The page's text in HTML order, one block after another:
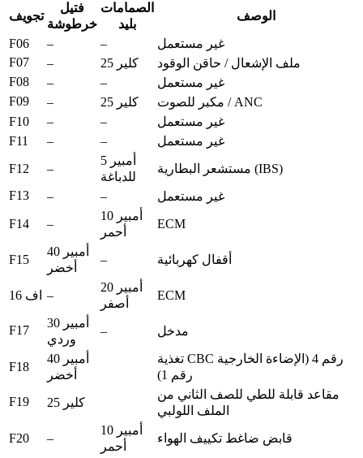
تجويف
فتيل
خرطوشة
الصمامات
بليد
الوصف
F06
– –
غير مستعمل
F07
– 25 كلير
ملف الإشعال / حاقن الوقود
F08
– –
غير مستعمل
F09
– 25 كلير
مكبر للصوت / ANC
F10
– –
غير مستعمل
F11
– –
غير مستعمل
F12
–
5 أمبير
للدباغة
مستشعر البطارية (IBS)
F13
– –
غير مستعمل
F14
–
10 أمبير
أحمر
ECM
F15
40 أمبير
أخضر
– أقفال كهربائية
اف 16 –
20 أمبير
أصفر
ECM
F17
30 أمبير
وردي
– مدخل
F18
40 أمبير
أخضر
تغذية CBC رقم 4 (الإضاءة الخارجية
رقم 1)
F19
25 كلير
مقاعد قابلة للطي للصف الثاني من
الملف اللولبي
F20
–
10 أمبير
أحمر
قابض ضاغط تكييف الهواء